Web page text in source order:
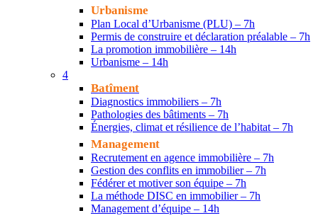
Urbanisme
Plan Local d’Urbanisme (PLU) – 7h
Permis de construire et déclaration préalable – 7h
La promotion immobilière – 14h
Urbanisme – 14h
4
Batîment
Diagnostics immobiliers – 7h
Pathologies des bâtiments – 7h
Énergies, climat et résilience de l’habitat – 7h
Management
Recrutement en agence immobilière – 7h
Gestion des conflits en immobilier – 7h
Fédérer et motiver son équipe – 7h
La méthode DISC en immobilier – 7h
Management d’équipe – 14h